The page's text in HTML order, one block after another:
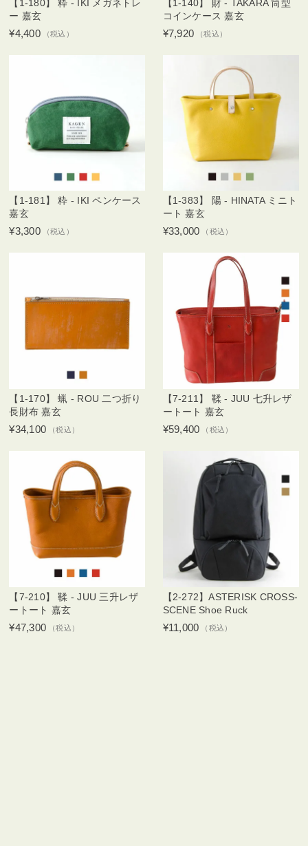
【1-180】 粋 - IKI メガネトレ
ー 嘉玄
¥4,400 （税込）
【1-140】 財 - TAKARA 筒型
コインケース 嘉玄
¥7,920 （税込）
【1-181】 粋 - IKI ペンケース
嘉玄
¥3,300 （税込）
【1-383】 陽 - HINATA ミニト
ート 嘉玄
¥33,000 （税込）
【1-170】 蝋 - ROU 二つ折り
長財布 嘉玄
¥34,100 （税込）
【7-211】 鞣 - JUU 七升レザ
ートート 嘉玄
¥59,400 （税込）
【7-210】 鞣 - JUU 三升レザ
ートート 嘉玄
¥47,300 （税込）
【2-272】ASTERISK CROSS-
SCENE Shoe Ruck
¥11,000 （税込）